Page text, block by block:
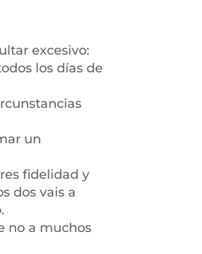
excesivo:
los días de
un
fidelidad y
dos vais a
no a muchos